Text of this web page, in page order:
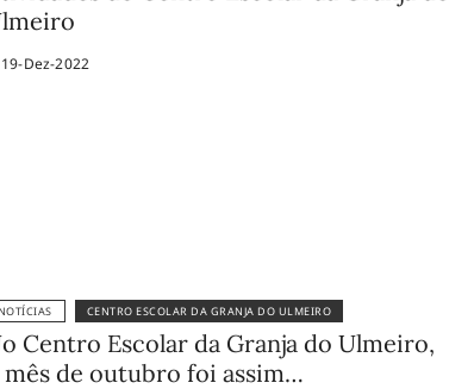
Dez-2022
CENTRO ESCOLAR DA GRANJA DO ULMEIRO
Centro Escolar da Granja do Ulmeiro,
de outubro foi assim…